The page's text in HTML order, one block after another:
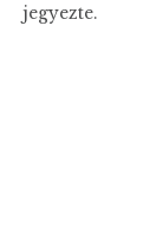
jegyezte.